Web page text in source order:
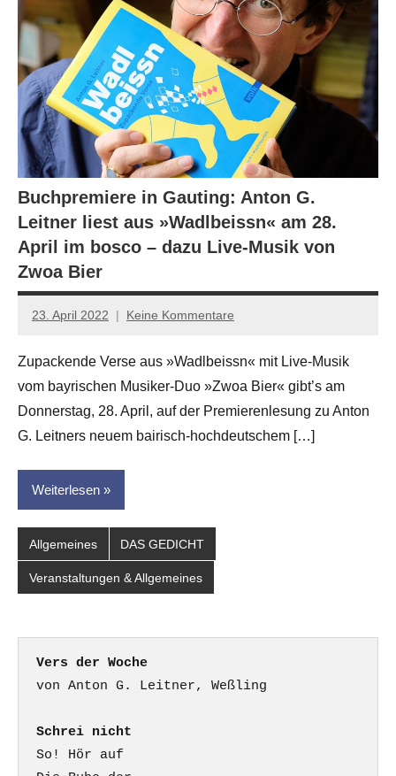
Buchpremiere in Gauting: Anton G.
Leitner liest aus »Wadlbeissn« am 28.
April im bosco – dazu Live-Musik von
Zwoa Bier
23. April 2022
Jan-
Hornauer
für
dasgedichtblog
Keine Kommentare
Zupackende Verse aus »Wadlbeissn« mit Live-Musik
vom bayrischen Musiker-Duo »Zwoa Bier« gibt’s am
Donnerstag, 28. April, auf der Premierenlesung zu Anton
G. Leitners neuem bairisch-hochdeutschem […]
Weiterlesen
Allgemeines DAS GEDICHT
Veranstaltungen & Allgemeines
Vers der Woche
Schrei nicht
So! Hör auf